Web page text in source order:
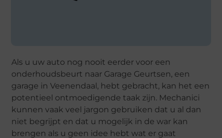
Als u uw auto nog nooit eerder voor een
onderhoudsbeurt naar Garage Geurtsen, een
garage in Veenendaal, hebt gebracht, kan het een
potentieel ontmoedigende taak zijn. Mechanici
kunnen vaak veel jargon gebruiken dat u al dan
niet begrijpt en dat u mogelijk in de war kan
brengen als u geen idee hebt wat er gaat